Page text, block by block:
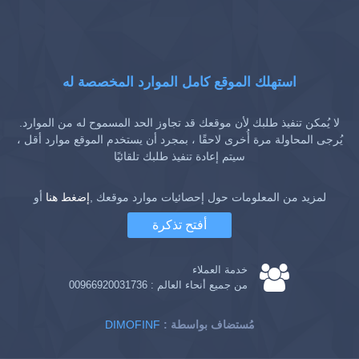
استهلك الموقع كامل الموارد المخصصة له
لا يُمكن تنفيذ طلبك لأن موقعك قد تجاوز الحد المسموح له من الموارد.
يُرجى المحاولة مرة أُخرى لاحقًا ، بمجرد أن يستخدم الموقع موارد أقل ،
سيتم إعادة تنفيذ طلبك تلقائيًا
لمزيد من المعلومات حول إحصائيات موارد موقعك ,إضغط هنا أو
أفتح تذكرة
خدمة العملاء
من جميع أنحاء العالم : 00966920031736
DIMOFINF : مُستضاف بواسطة